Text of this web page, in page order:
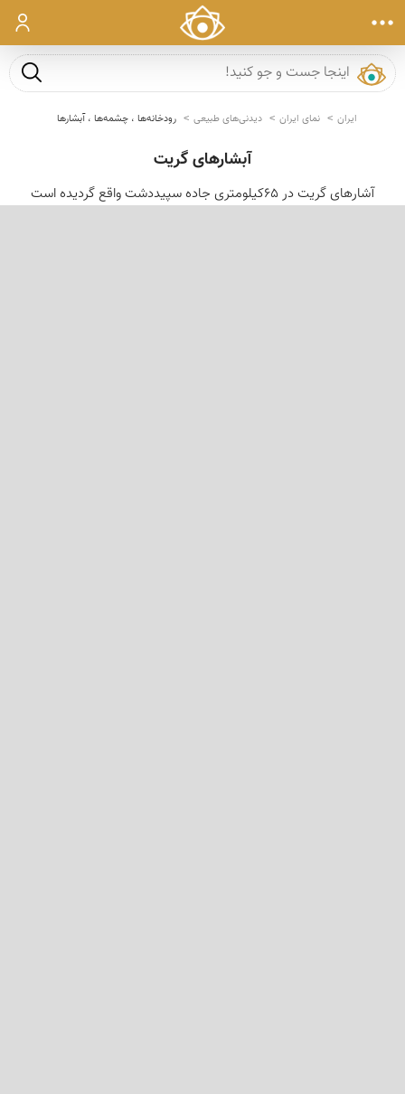
ورود
جست و
ایران نمای ایران دیدنی‌های طبیعی رودخانه‌ها ، چشمه‌ها ، آبشارها
آبشارهای گریت
آشارهای گریت در 65کیلومتری جاده سپیددشت واقع گردیده است